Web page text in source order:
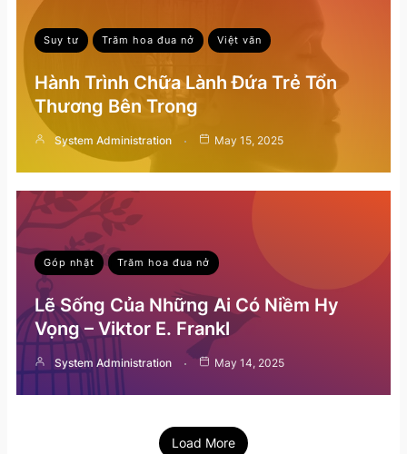
Suy tư Trăm hoa đua nở Việt văn
Hành Trình Chữa Lành Đứa Trẻ Tổn
Thương Bên Trong
System Administration May 15, 2025
Góp nhặt Trăm hoa đua nở
Lẽ Sống Của Những Ai Có Niềm Hy
Vọng – Viktor E. Frankl
System Administration May 14, 2025
Load More